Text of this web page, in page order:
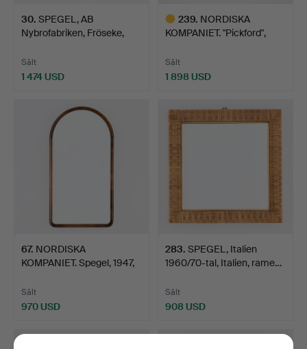
30. SPEGEL, AB
Nybrofabriken, Fröseke,
Sålt
1 474 USD
239. NORDISKA
KOMPANIET. "Pickford",
Sålt
1 898 USD
föremål
67. NORDISKA
KOMPANIET. Spegel, 1947,
Sålt
970 USD
283. SPEGEL, Italien
1960/70-tal, Italien, rame…
Sålt
908 USD